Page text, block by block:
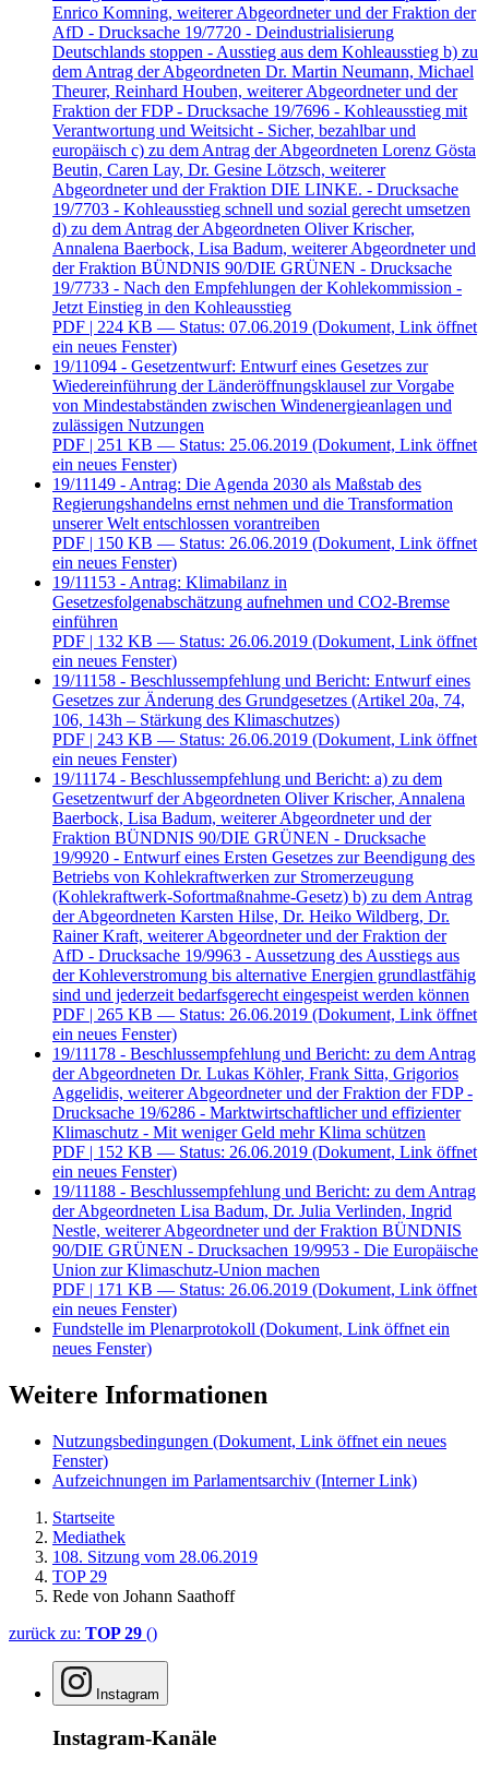
Enrico Komning, weiterer Abgeordneter und der Fraktion der
AfD - Drucksache 19/7720 - Deindustrialisierung
Deutschlands stoppen - Ausstieg aus dem Kohleausstieg b) zu
dem Antrag der Abgeordneten Dr. Martin Neumann, Michael
Theurer, Reinhard Houben, weiterer Abgeordneter und der
Fraktion der FDP - Drucksache 19/7696 - Kohleausstieg mit
Verantwortung und Weitsicht - Sicher, bezahlbar und
europäisch c) zu dem Antrag der Abgeordneten Lorenz Gösta
Beutin, Caren Lay, Dr. Gesine Lötzsch, weiterer
Abgeordneter und der Fraktion DIE LINKE. - Drucksache
19/7703 - Kohleausstieg schnell und sozial gerecht umsetzen
d) zu dem Antrag der Abgeordneten Oliver Krischer,
Annalena Baerbock, Lisa Badum, weiterer Abgeordneter und
der Fraktion BÜNDNIS 90/DIE GRÜNEN - Drucksache
19/7733 - Nach den Empfehlungen der Kohlekommission -
Jetzt Einstieg in den Kohleausstieg
PDF | 224 KB — Status: 07.06.2019 (Dokument, Link öffnet
ein neues Fenster)
19/11094 - Gesetzentwurf: Entwurf eines Gesetzes zur
Wiedereinführung der Länderöffnungsklausel zur Vorgabe
von Mindestabständen zwischen Windenergieanlagen und
zulässigen Nutzungen
PDF | 251 KB — Status: 25.06.2019 (Dokument, Link öffnet
ein neues Fenster)
19/11149 - Antrag: Die Agenda 2030 als Maßstab des
Regierungshandelns ernst nehmen und die Transformation
unserer Welt entschlossen vorantreiben
PDF | 150 KB — Status: 26.06.2019 (Dokument, Link öffnet
ein neues Fenster)
19/11153 - Antrag: Klimabilanz in
Gesetzesfolgenabschätzung aufnehmen und CO2-Bremse
einführen
PDF | 132 KB — Status: 26.06.2019 (Dokument, Link öffnet
ein neues Fenster)
19/11158 - Beschlussempfehlung und Bericht: Entwurf eines
Gesetzes zur Änderung des Grundgesetzes (Artikel 20a, 74,
106, 143h – Stärkung des Klimaschutzes)
PDF | 243 KB — Status: 26.06.2019 (Dokument, Link öffnet
ein neues Fenster)
19/11174 - Beschlussempfehlung und Bericht: a) zu dem
Gesetzentwurf der Abgeordneten Oliver Krischer, Annalena
Baerbock, Lisa Badum, weiterer Abgeordneter und der
Fraktion BÜNDNIS 90/DIE GRÜNEN - Drucksache
19/9920 - Entwurf eines Ersten Gesetzes zur Beendigung des
Betriebs von Kohlekraftwerken zur Stromerzeugung
(Kohlekraftwerk-Sofortmaßnahme-Gesetz) b) zu dem Antrag
der Abgeordneten Karsten Hilse, Dr. Heiko Wildberg, Dr.
Rainer Kraft, weiterer Abgeordneter und der Fraktion der
AfD - Drucksache 19/9963 - Aussetzung des Ausstiegs aus
der Kohleverstromung bis alternative Energien grundlastfähig
sind und jederzeit bedarfsgerecht eingespeist werden können
PDF | 265 KB — Status: 26.06.2019 (Dokument, Link öffnet
ein neues Fenster)
19/11178 - Beschlussempfehlung und Bericht: zu dem Antrag
der Abgeordneten Dr. Lukas Köhler, Frank Sitta, Grigorios
Aggelidis, weiterer Abgeordneter und der Fraktion der FDP -
Drucksache 19/6286 - Marktwirtschaftlicher und effizienter
Klimaschutz - Mit weniger Geld mehr Klima schützen
PDF | 152 KB — Status: 26.06.2019 (Dokument, Link öffnet
ein neues Fenster)
19/11188 - Beschlussempfehlung und Bericht: zu dem Antrag
der Abgeordneten Lisa Badum, Dr. Julia Verlinden, Ingrid
Nestle, weiterer Abgeordneter und der Fraktion BÜNDNIS
90/DIE GRÜNEN - Drucksachen 19/9953 - Die Europäische
Union zur Klimaschutz-Union machen
PDF | 171 KB — Status: 26.06.2019 (Dokument, Link öffnet
ein neues Fenster)
Fundstelle im Plenarprotokoll (Dokument, Link öffnet ein
neues Fenster)
Weitere Informationen
Nutzungsbedingungen (Dokument, Link öffnet ein neues
Fenster)
Aufzeichnungen im Parlamentsarchiv (Interner Link)
Startseite
Mediathek
108. Sitzung vom 28.06.2019
TOP 29
Rede von Johann Saathoff
zurück zu: TOP 29 ()
Instagram
Instagram-Kanäle